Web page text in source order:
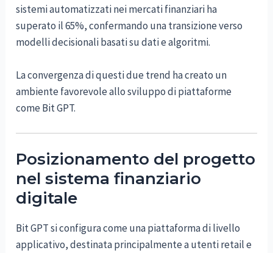
sistemi automatizzati nei mercati finanziari ha
superato il 65%, confermando una transizione verso
modelli decisionali basati su dati e algoritmi.
La convergenza di questi due trend ha creato un
ambiente favorevole allo sviluppo di piattaforme
come Bit GPT.
Posizionamento del progetto
nel sistema finanziario
digitale
Bit GPT si configura come una piattaforma di livello
applicativo, destinata principalmente a utenti retail e